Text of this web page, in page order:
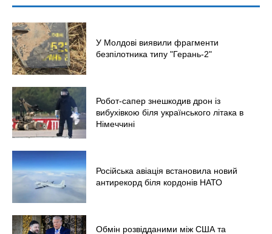
У Молдові виявили фрагменти
безпілотника типу "Герань-2"
Робот-сапер знешкодив дрон із
вибухівкою біля українського літака в
Німеччині
Російська авіація встановила новий
антирекорд біля кордонів НАТО
Обмін розвідданими між США та